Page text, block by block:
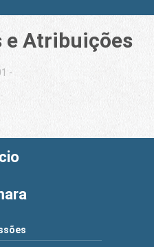
e Atribuições
-